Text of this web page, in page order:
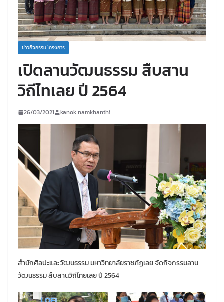
ข่าวกิจกรรม โครงการ
เปิดลานวัฒนธรรม สืบสาน
วิถีไทเลย ปี 2564
26/03/2021 kanok namkhanthi
สำนักศิลปะและวัฒนธรรม มหาวิทยาลัยราชภัฏเลย จัดกิจกรรมลาน
วัฒนธรรม สืบสานวิถีไทยเลย ปี 2564